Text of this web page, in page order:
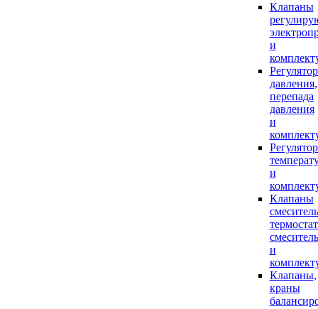
Клапаны
и
давления,
перепада
давления
и
и
Клапаны
и
Клапаны,
краны